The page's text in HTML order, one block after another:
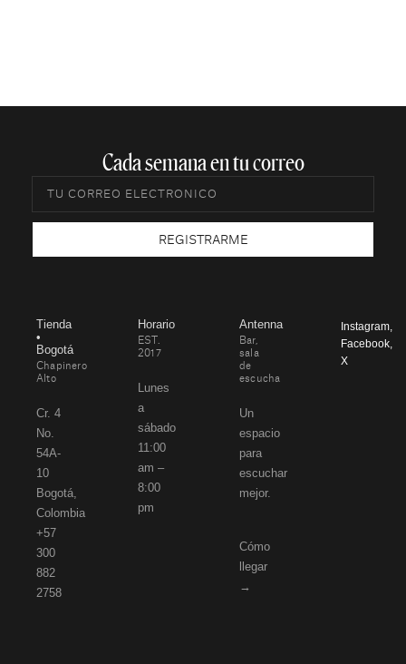
Cada semana en tu correo​
REGISTRARME
Tienda
•
Bogotá
Chapinero
Alto
Cr. 4
No.
54A-
10
Bogotá,
Colombia
+57
300
882
2758
Horario
EST.
2017
Lunes
a
sábado
11:00
am –
8:00
pm
Antenna
Bar,
sala
de
escucha
Un
espacio
para
escuchar
mejor.
Cómo
llegar
→
Instagram,
Facebook,
X